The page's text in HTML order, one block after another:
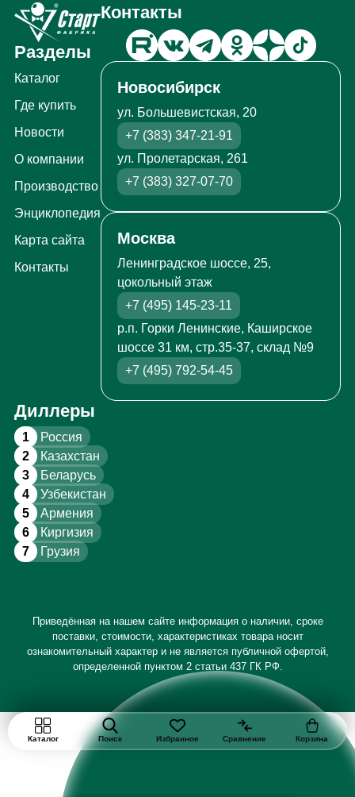
Разделы
Каталог
Где купить
Новости
О компании
Производство
Энциклопедия
Карта сайта
Контакты
Контакты
Новосибирск
ул. Большевистская, 20
+7 (383) 347-21-91
ул. Пролетарская, 261
+7 (383) 327-07-70
Москва
Ленинградское шоссе, 25,
цокольный этаж
+7 (495) 145-23-11
р.п. Горки Ленинские, Каширское
шоссе 31 км, стр.35-37, склад №9
+7 (495) 792-54-45
Диллеры
1 Россия
2 Казахстан
3 Беларусь
4 Узбекистан
5 Армения
6 Киргизия
7 Грузия
Приведённая на нашем сайте информация о наличии, сроке
поставки, стоимости, характеристиках товара носит
ознакомительный характер и не является публичной офертой,
определенной пунктом 2 статьи 437 ГК РФ.
Каталог Поиск Избранное Сравнение Корзина